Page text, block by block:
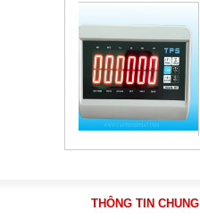
THÔNG TIN CHUNG